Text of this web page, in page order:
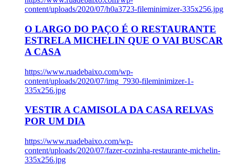
content/uploads/2020/07/h0a3723-fileminimizer-335x256.jpg
O LARGO DO PAÇO É O RESTAURANTE
ESTRELA MICHELIN QUE O VAI BUSCAR
A CASA
https://www.ruadebaixo.com/wp-
content/uploads/2020/07/img_7930-fileminimizer-1-
335x256.jpg
VESTIR A CAMISOLA DA CASA RELVAS
POR UM DIA
https://www.ruadebaixo.com/wp-
content/uploads/2020/07/fazer-cozinha-restaurante-michelin-
335x256.jpg